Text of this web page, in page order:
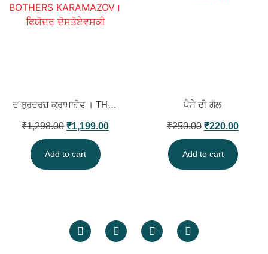
ਦ ਬ੍ਰਦਰਜ਼ ਕਰਾਮਾਜ਼ੋਵ । THE BOTHERS KARAMAZOV। ਫਿਯੋਦਰ ਦੋਸਤੋਏਵਸਕੀ
₹1,298.00 ₹1,199.00
Add to cart
ਪੈਸੇ ਦੀ ਗੱਲ
₹250.00 ₹220.00
Add to cart